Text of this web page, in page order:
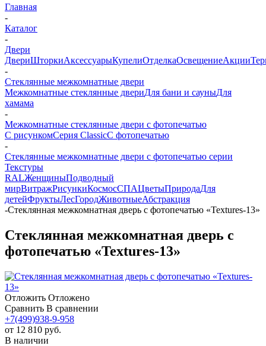
Главная
-
Каталог
-
Двери
ДвериШторкиАксессуарыКупелиОтделкаОсвещениеАкции
-
Стеклянные межкомнатные двери
Межкомнатные стеклянные двериДля бани и сауныДля
хамама
-
Межкомнатные стеклянные двери с фотопечатью
С рисункомСерия ClassicС фотопечатью
-
Стеклянные межкомнатные двери с фотопечатью серии
Текстуры
RALЖенщиныПодводный
мирВитражРисункиКосмосСПАЦветыПриродаДля
детейФруктыЛесГородЖивотныеАбстракция
-Стеклянная межкомнатная дверь с фотопечатью «Textures-13»
Стеклянная межкомнатная дверь с
фотопечатью «Textures-13»
Отложить Отложено
Сравнить В сравнении
+7(499)938-9-958
от 12 810 руб.
В наличии